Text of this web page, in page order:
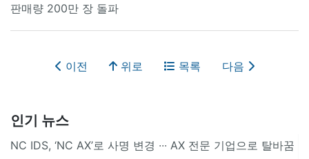
판매량 200만 장 돌파
이전 위로 목록 다음
인기 뉴스
NC IDS, ‘NC AX’로 사명 변경 ∙∙∙ AX 전문 기업으로 탈바꿈